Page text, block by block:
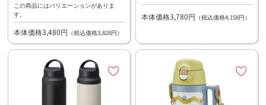
この商品にはバリエーションがありま
す。
本体価格3,480円 （税込価格3,828円）
本体価格3,780円 （税込価格4,158円）